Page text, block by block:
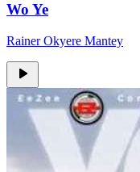
Wo Ye
Rainer Okyere Mantey